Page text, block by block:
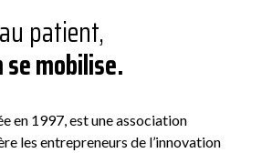
patient,
se mobilise.
en 1997, est une association
les entrepreneurs de l’innovation